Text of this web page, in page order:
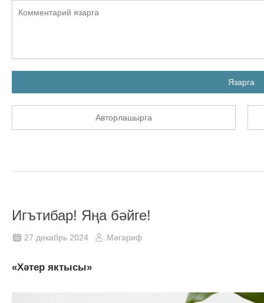
Язарга
Авторлашырга
Игътибар! Яңа бәйге!
27 декабрь 2024 Мәгариф
«Хәтер яктысы»